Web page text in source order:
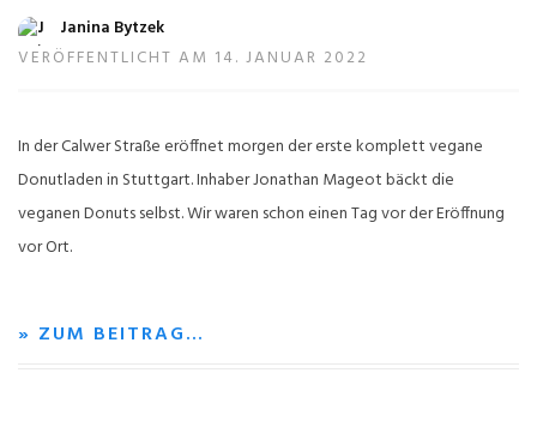
Janina Bytzek
VERÖFFENTLICHT AM 14. JANUAR 2022
In der Calwer Straße eröffnet morgen der erste komplett vegane
Donutladen in Stuttgart. Inhaber Jonathan Mageot bäckt die
veganen Donuts selbst. Wir waren schon einen Tag vor der Eröffnung
vor Ort.
» ZUM BEITRAG…